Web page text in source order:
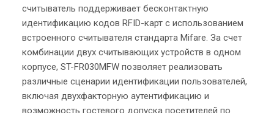
считыватель поддерживает бесконтактную
идентификацию кодов RFID-карт с использованием
встроенного считывателя стандарта Mifare. За счет
комбинации двух считывающих устройств в одном
корпусе, ST-FR030MFW позволяет реализовать
различные сценарии идентификации пользователей,
включая двухфакторную аутентификацию и
возможность гостевого допуска посетителей по